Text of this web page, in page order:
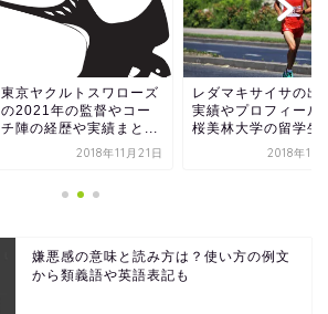
レダマキサイサの出身や
実績やプロフィールは？
桜美林大学の留学生！
2018年10月13日
早川優衣は千鳥ノブ
っ子！BMXの実力や
は？高校や家族構成
2019年3
嫌悪感の意味と読み方は？使い方の例文
から類義語や英語表記も